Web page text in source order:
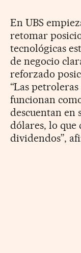
En UBS
retomar
tecnológicas
de negocio
reforzado
“Las
funcionan
descuentan en
dólares, lo que
dividendos”,